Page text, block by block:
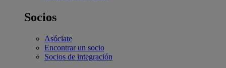
Socios
Asóciate
Encontrar un socio
Socios de integración